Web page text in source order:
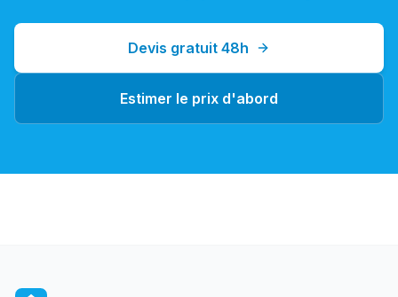
Devis gratuit 48h
Estimer le prix d'abord